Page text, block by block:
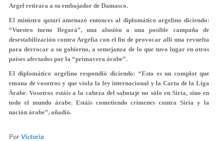
Argel retirara a su embajador de Damasco.
El ministro qatarí amenazó entonces al diplomático argelino diciendo:
“Vuestro turno llegará”, una alusión a una posible campaña de
desestabilización contra Argelia con el fin de provocar allí una revuelta
para derrocar a su gobierno, a semejanza de lo que tuvo lugar en otros
países afectados por la “primavera árabe”.
El diplomático argelino respondió diciendo: “Esto es un complot que
emana de vosotros y que viola la ley internacional y la Carta de la Liga
Árabe. Vosotros estáis a la cabeza del sabotaje no sólo en Siria, sino en
todo el mundo árabe. Estáis cometiendo crímenes contra Siria y la
nación árabe”, añadió.
Por Victoria